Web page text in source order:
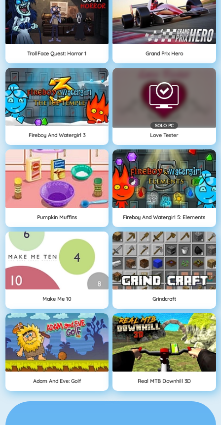
TrollFace Quest: Horror 1 Grand Prix Hero
Fireboy And Watergirl 3
SOLO PC
Love Tester
Pumpkin Muffins Fireboy And Watergirl 5: Elements
Make Me 10 Grindcraft
Adam And Eve: Golf Real MTB Downhill 3D